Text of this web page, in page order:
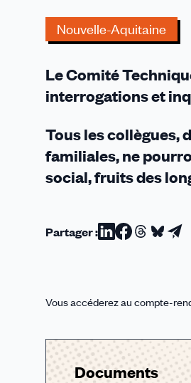
Nouvelle-Aquitaine
Le Comité
interrogations et
Tous les collègues,
familiales, ne
social, fruits des
Partager :Partager
Partager
Partager
Vous accéderez au compte-
Documents